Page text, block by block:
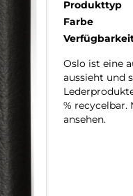
Produkttyp
Farbe
Oslo ist eine
aussieht und
% recycelbar.
ansehen.